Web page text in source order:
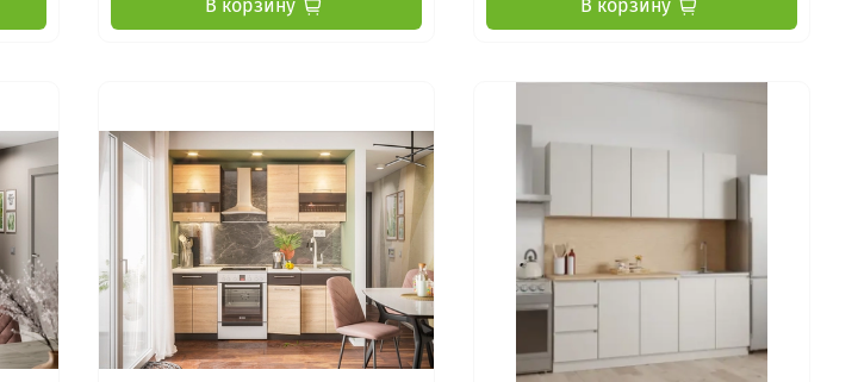
В корзину В корзину